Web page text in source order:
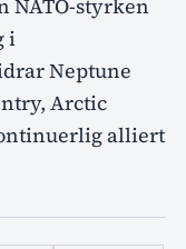
NATO-styrken
i
Neptune
Arctic
alliert